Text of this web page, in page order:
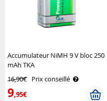
Accumulateur NiMH 9 V bloc 250
mAh TKA
16,90€ Prix conseillé
9,95€